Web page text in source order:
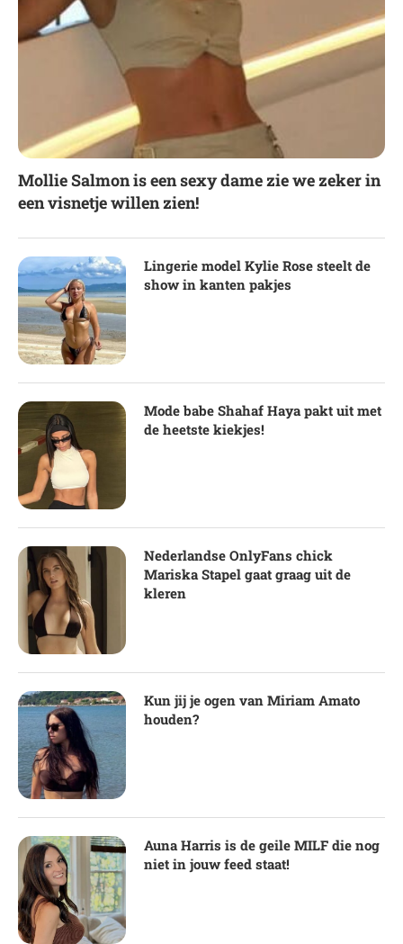
Mollie Salmon is een sexy dame zie we zeker in
een visnetje willen zien!
Lingerie model Kylie Rose steelt de
show in kanten pakjes
Mode babe Shahaf Haya pakt uit met
de heetste kiekjes!
Nederlandse OnlyFans chick
Mariska Stapel gaat graag uit de
kleren
Kun jij je ogen van Miriam Amato
houden?
Auna Harris is de geile MILF die nog
niet in jouw feed staat!